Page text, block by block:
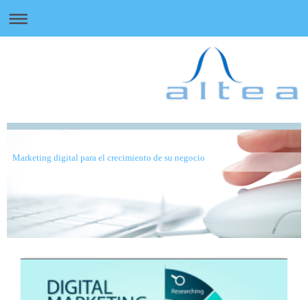
Marketing digital para el crecimiento de su negocio